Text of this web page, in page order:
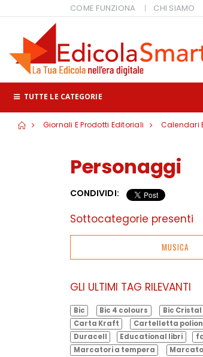
COME FUNZIONA CHI SIAMO
TUTTE LE CATEGORIE
Giornali E Prodotti Editoriali Calendari
Personaggi
CONDIVIDI:
Sottocategorie presenti
MUSICA
GLI ULTIMI TAG RILEVANTI
Bic Bic 4 colours Bic
Carta Kraft
Cartelletta
Duracell
Educational libri
Marcatori a tempera